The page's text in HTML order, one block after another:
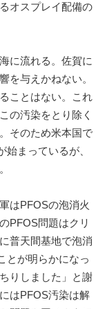
オスプレイ配備の
に流れる。佐賀に
を与えかねない。
ことはない。これ
の汚染をとり除く
そのため米本国で
まっているが、
はPFOSの泡消火
PFOS問題はクリ
普天間基地で泡消
とが明らかになっ
りしました」と謝
はPFOS汚染は解